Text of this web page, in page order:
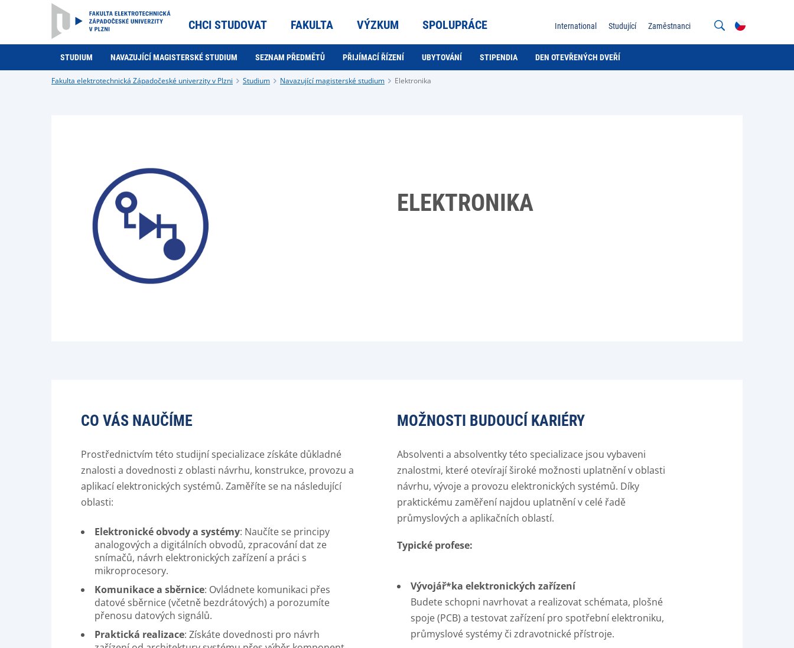
CHCI STUDOVAT FAKULTA VÝZKUM SPOLUPRÁCE International Studující Zaměstnanci
STUDIUM NAVAZUJÍCÍ MAGISTERSKÉ STUDIUM SEZNAM PŘEDMĚTŮ PŘIJÍMACÍ ŘÍZENÍ UBYTOVÁNÍ STIPENDIA DEN OTEVŘENÝCH DVEŘÍ
Fakulta elektrotechnická Západočeské univerzity v Plzni Studium Navazující magisterské studium Elektronika
ELEKTRONIKA
CO VÁS NAUČÍME
Prostřednictvím této studijní specializace získáte důkladné
znalosti a dovednosti z oblasti návrhu, konstrukce, provozu a
aplikací elektronických systémů. Zaměříte se na následující
oblasti:
Elektronické obvody a systémy: Naučíte se principy
analogových a digitálních obvodů, zpracování dat ze
snímačů, návrh elektronických zařízení a práci s
mikroprocesory.
Komunikace a sběrnice: Ovládnete komunikaci přes
datové sběrnice (včetně bezdrátových) a porozumíte
přenosu datových signálů.
Praktická realizace: Získáte dovednosti pro návrh
MOŽNOSTI BUDOUCÍ KARIÉRY
Absolventi a absolventky této specializace jsou vybaveni
znalostmi, které otevírají široké možnosti uplatnění v oblasti
návrhu, vývoje a provozu elektronických systémů. Díky
praktickému zaměření najdou uplatnění v celé řadě
průmyslových a aplikačních oblastí.
Typické profese:
Vývojář*ka elektronických zařízení
Budete schopni navrhovat a realizovat schémata, plošné
spoje (PCB) a testovat zařízení pro spotřební elektroniku,
průmyslové systémy či zdravotnické přístroje.